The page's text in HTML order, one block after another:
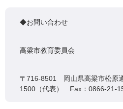
◆お問い合わせ
高梁市教育委員会
〒716-8501 岡山県高梁市松原
1500（代表） Fax：0866-21-